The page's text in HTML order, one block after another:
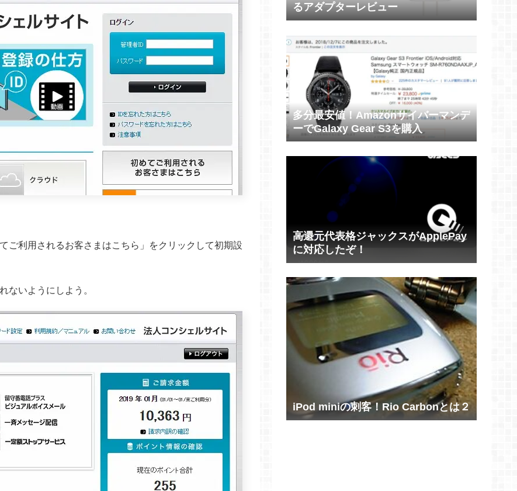
ご利用されるお客さまはこちら」をクリックして初期設
ないようにしよう。
るアダプターレビュー
多分最安値！Amazonサイバーマンデ
ーでGalaxy Gear S3を購入
高還元代表格ジャックスがApplePay
に対応したぞ！
iPod miniの刺客！Rio Carbonとは２